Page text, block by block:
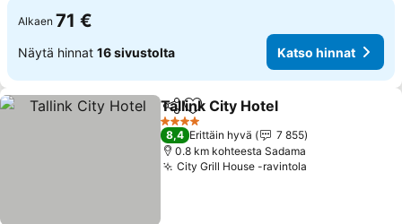
Alkaen 71 €
Näytä hinnat 16 sivustolta Katso hinnat
Jaa Lisää suosikkeihin
Tallink City Hotel
4 Tähtiluokitus
8,4 Erittäin hyvä
7 855
0.8 km kohteesta Sadama
City Grill House -ravintola